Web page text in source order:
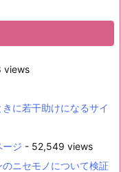
views
に若干助けになるサイ
ジ - 52,549 views
のニセモノについて検証